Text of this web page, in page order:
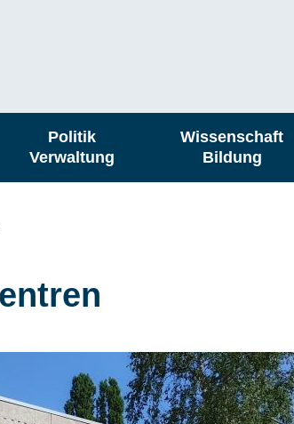
Politik
Verwaltung
Wissenschaft
Bildung